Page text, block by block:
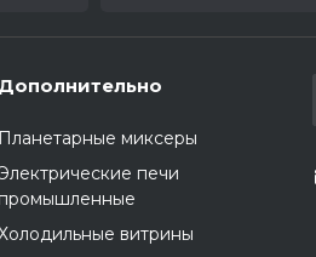
Дополнительно
Планетарные миксеры
печи
промышленные
витрины